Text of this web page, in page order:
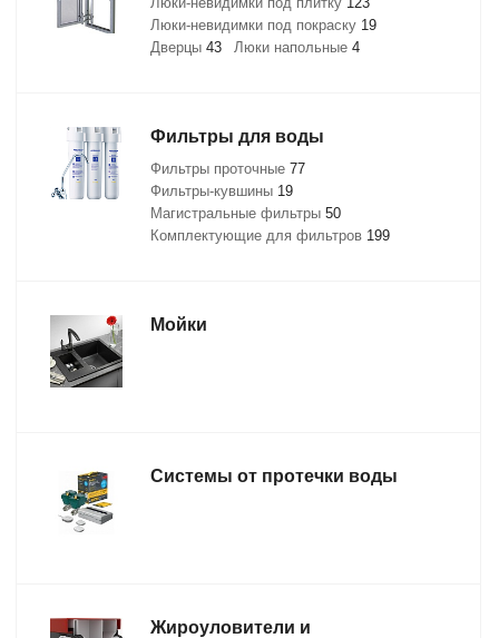
Люки-невидимки под покраску 19
Дверцы 43 Люки напольные 4
Фильтры для воды
Фильтры проточные 77
Фильтры-кувшины 19
Магистральные фильтры 50
Комплектующие для фильтров 199
Мойки
Системы от протечки воды
Жироуловители и